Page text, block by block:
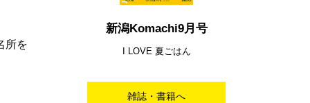
所を
新潟Komachi9月号
I LOVE 夏ごはん
雑誌・書籍へ